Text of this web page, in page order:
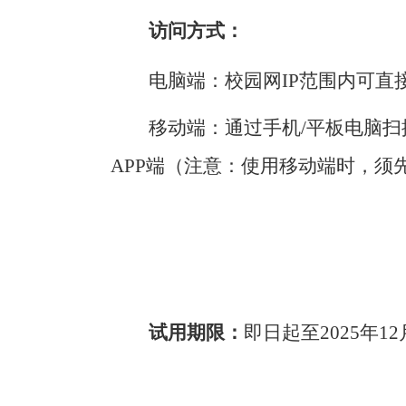
访问方式：
电脑端：校园网IP范围内可直
移动端：通过手机/平板电脑扫
APP端（注意：使用移动端时，须
试用期限： 即日起至2025年12